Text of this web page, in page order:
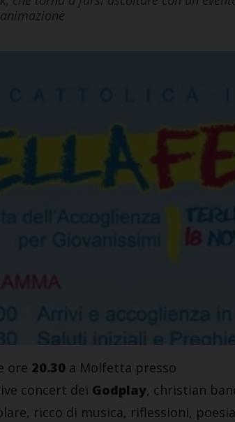
ore 20.30 a Molfetta presso
concert dei Godplay, christian
ricco di musica, riflessioni,